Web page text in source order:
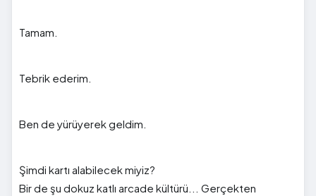
Tamam.
Tebrik ederim.
Ben de yürüyerek geldim.
Şimdi kartı alabilecek miyiz?
Bir de şu dokuz katlı arcade kültürü... Gerçekten